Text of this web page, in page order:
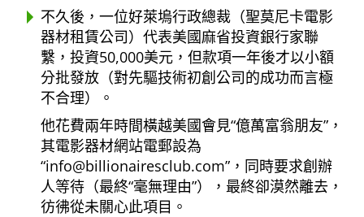
不久後，一位好萊塢行政總裁（聖莫尼卡電影
器材租賃公司）代表美國麻省投資銀行家聯
繫，投資50,000美元，但款項一年後才以小額
分批發放（對先驅技術初創公司的成功而言極
不合理）。
他花費兩年時間橫越美國會見 億萬富翁朋友 ，
其電影器材網站電郵設為
info@billionairesclub.com ，同時要求創辦
人等待（最終 毫無理由 ），最終卻漠然離去，
彷彿從未關心此項目。